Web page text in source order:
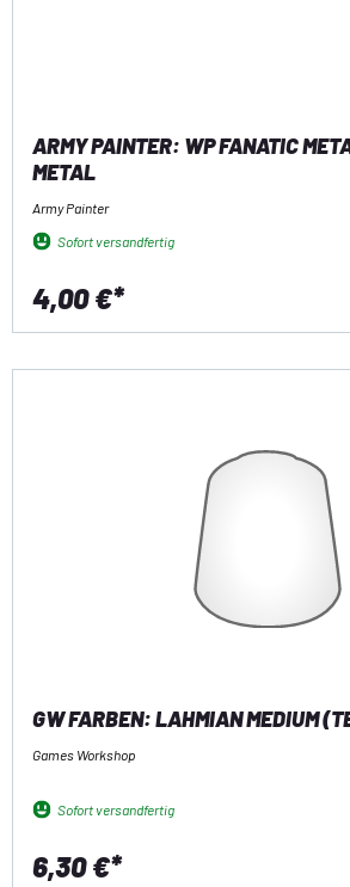
ARMY PAINTER: WP FANATIC
METAL
Army Painter
Sofort versandfertig
4,00 €*
GW FARBEN: LAHMIAN MEDIUM
Games Workshop
Sofort versandfertig
6,30 €*